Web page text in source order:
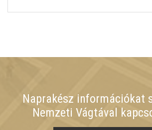
Naprakész információkat
Nemzeti Vágtával